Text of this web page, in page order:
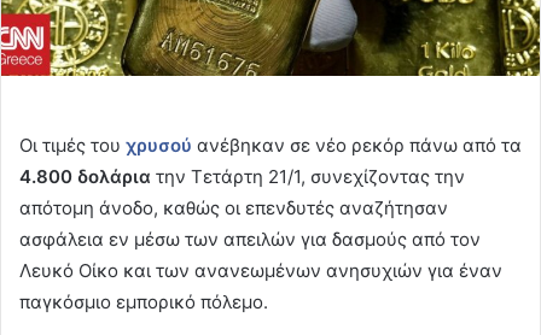
Οι τιμές του χρυσού ανέβηκαν σε νέο ρεκόρ πάνω από τα
4.800 δολάρια την Τετάρτη 21/1, συνεχίζοντας την
απότομη άνοδο, καθώς οι επενδυτές αναζήτησαν
ασφάλεια εν μέσω των απειλών για δασμούς από τον
Λευκό Οίκο και των ανανεωμένων ανησυχιών για έναν
παγκόσμιο εμπορικό πόλεμο.